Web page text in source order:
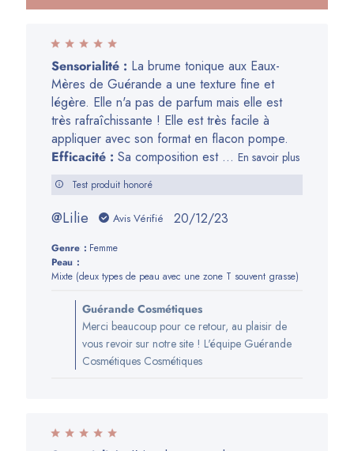
Sensorialité : La brume tonique aux Eaux-
Mères de Guérande a une texture fine et
légère. Elle n'a pas de parfum mais elle est
très rafraîchissante ! Elle est très facile à
appliquer avec son format en flacon pompe.
Efficacité : Sa composition est ... En savoir plus
Test produit honoré
@Lilie Avis Vérifié
Date
20/12/23
Genre:
Femme
Peau:
Mixte (deux types de peau avec une zone T souvent grasse)
du
propriétaire
de
la
Guérande Cosmétiques
Merci beaucoup pour ce retour, au plaisir de
vous revoir sur notre site ! L'équipe Guérande
Cosmétiques Cosmétiques